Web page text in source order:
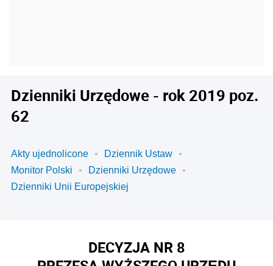
Dzienniki Urzędowe - rok 2019 poz.
62
Akty ujednolicone
Dziennik Ustaw
Monitor Polski
Dzienniki Urzędowe
Dzienniki Unii Europejskiej
DECYZJA NR 8